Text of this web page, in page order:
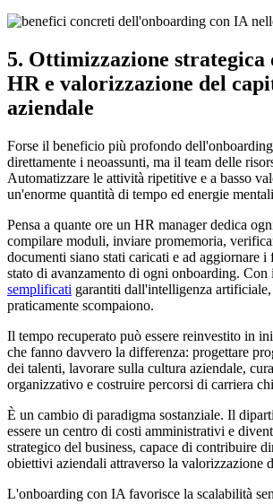
5. Ottimizzazione strategica
HR e valorizzazione del
aziendale
Forse il beneficio più profondo
direttamente i neoassunti, ma il team delle
Automatizzare le attività ripetitive e a basso
un'enorme quantità di tempo ed energie
Pensa a quante ore un HR manager dedica
compilare moduli, inviare promemoria,
documenti siano stati caricati e ad aggiornare
stato di avanzamento di ogni onboarding. Con i
semplificati garantiti dall'intelligenza artificiale,
praticamente scompaiono.
Il tempo recuperato può essere reinvestito in
che fanno davvero la differenza: progettare
dei talenti, lavorare sulla cultura aziendale,
organizzativo e costruire percorsi di carriera
È un cambio di paradigma sostanziale. Il
essere un centro di costi amministrativi e
strategico del business, capace di contribuire
obiettivi aziendali attraverso la valorizzazione
L'onboarding con IA favorisce la scalabilità